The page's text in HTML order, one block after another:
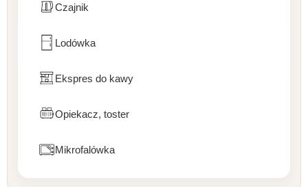
Czajnik
Lodówka
Ekspres do kawy
Opiekacz, toster
Mikrofalówka